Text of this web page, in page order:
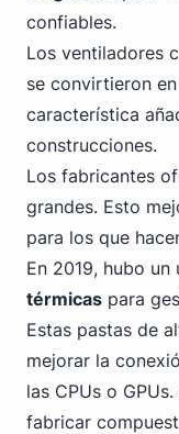
confiables.
Los ventiladores
se convirtieron
característica
construcciones.
Los fabricantes
grandes. Esto
para los que
En 2019, hubo
térmicas para
Estas pastas de
mejorar la
las CPUs o
fabricar